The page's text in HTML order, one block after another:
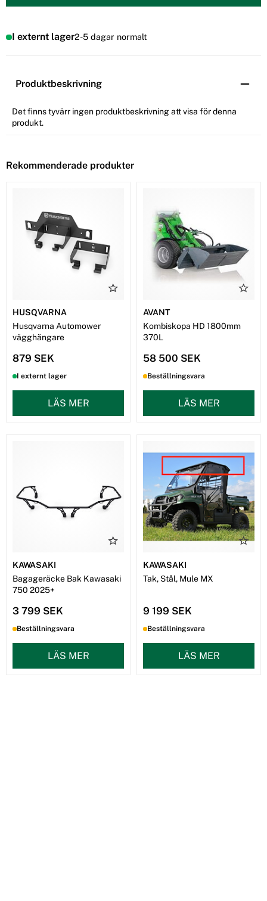
I externt lager2-5 dagar normalt
Produktbeskrivning
Det finns tyvärr ingen produktbeskrivning att visa för denna
produkt.
Rekommenderade produkter
HUSQVARNA
Husqvarna Automower
vägghängare
879 SEK
I externt lager
LÄS MER
AVANT
Kombiskopa HD 1800mm
370L
58 500 SEK
Beställningsvara
LÄS MER
KAWASAKI
Bagageräcke Bak Kawasaki
750 2025+
3 799 SEK
Beställningsvara
LÄS MER
KAWASAKI
Tak, Stål, Mule MX
9 199 SEK
Beställningsvara
LÄS MER